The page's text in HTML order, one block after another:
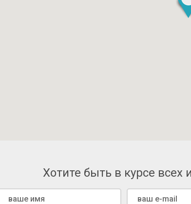
Хотите быть в курсе